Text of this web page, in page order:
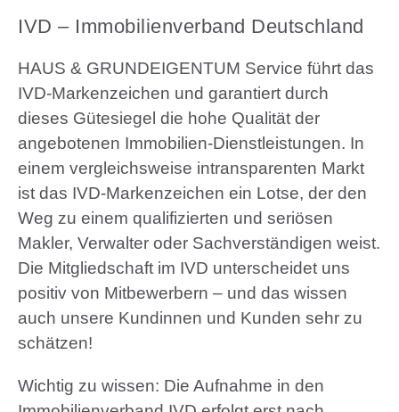
IVD – Immobilienverband Deutschland
HAUS & GRUNDEIGENTUM Service führt das
IVD-Markenzeichen und garantiert durch
dieses Gütesiegel die hohe Qualität der
angebotenen Immobilien-Dienstleistungen. In
einem vergleichsweise intransparenten Markt
ist das IVD-Markenzeichen ein Lotse, der den
Weg zu einem qualifizierten und seriösen
Makler, Verwalter oder Sachverständigen weist.
Die Mitgliedschaft im IVD unterscheidet uns
positiv von Mitbewerbern – und das wissen
auch unsere Kundinnen und Kunden sehr zu
schätzen!
Wichtig zu wissen: Die Aufnahme in den